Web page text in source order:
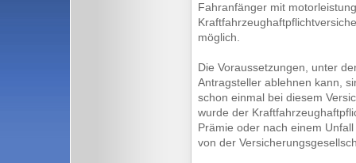
Fahranfänger mit
möglich.
Die Voraussetzungen, unter
Antragsteller ablehnen kann,
schon einmal bei diesem
wurde der
Prämie oder nach einem
von der